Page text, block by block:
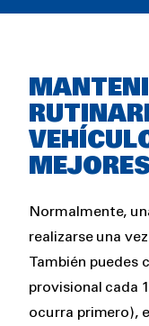
Rich
text
Normalmente,
realizarse una
También
provisional cada
ocurra primero),